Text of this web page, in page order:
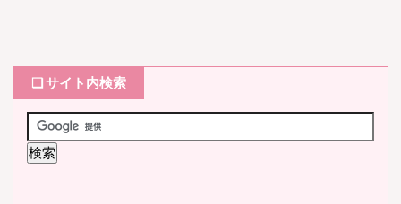
❏ サイト内検索